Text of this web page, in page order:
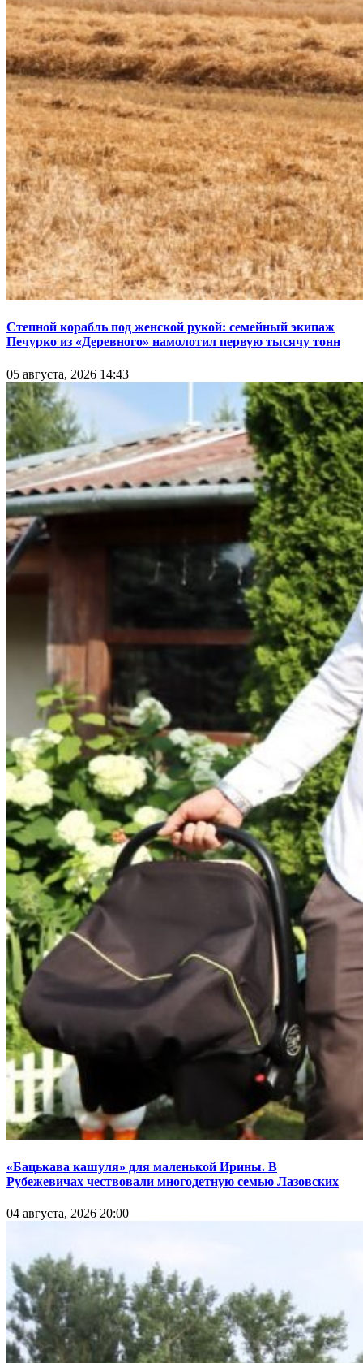
Степной корабль под женской рукой: семейный экипаж
Печурко из «Деревного» намолотил первую тысячу тонн
05 августа, 2026 14:43
«Бацькава кашуля» для маленькой Ирины. В
Рубежевичах чествовали многодетную семью Лазовских
04 августа, 2026 20:00